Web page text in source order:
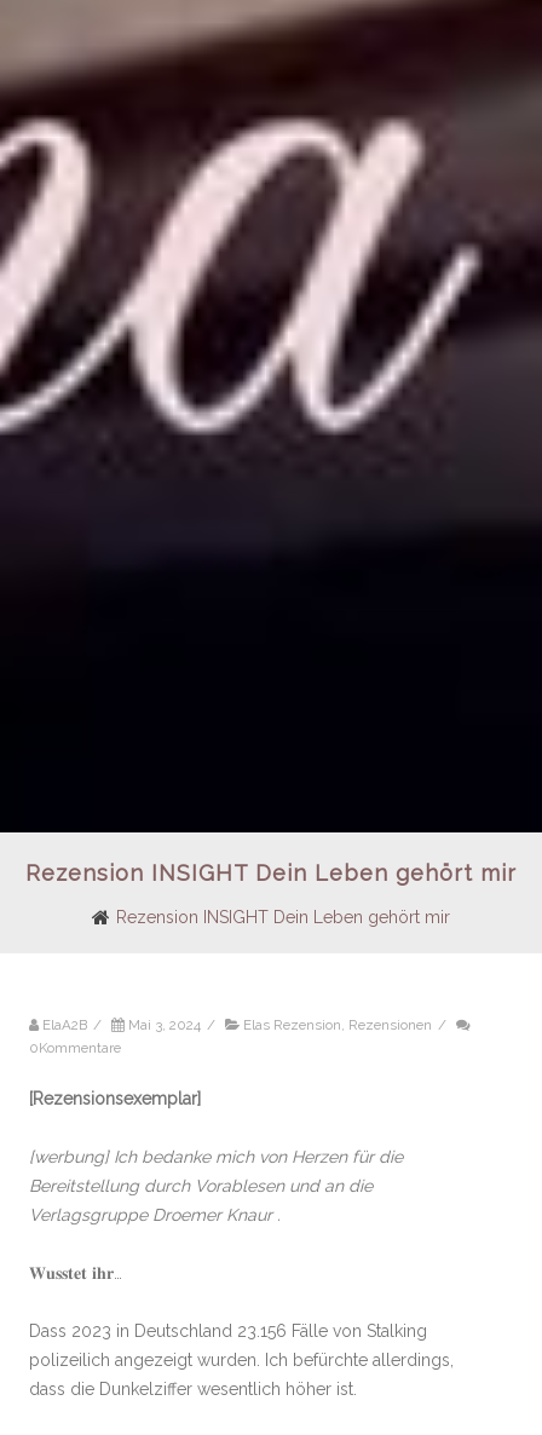
Rezension INSIGHT Dein Leben gehört mir
Rezension INSIGHT Dein Leben gehört mir
ElaA2B / Mai 3, 2024 / Elas Rezension Rezensionen /
0Kommentare
[Rezensionsexemplar]
[werbung] Ich bedanke mich von Herzen für die
Bereitstellung durch Vorablesen und an die
Verlagsgruppe Droemer Knaur .
𝐖𝐮𝐬𝐬𝐭𝐞𝐭 𝐢𝐡𝐫…
Dass 2023 in Deutschland 23.156 Fälle von Stalking
polizeilich angezeigt wurden. Ich befürchte allerdings,
dass die Dunkelziffer wesentlich höher ist.